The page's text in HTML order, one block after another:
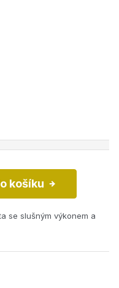
košíku
se slušným výkonem a